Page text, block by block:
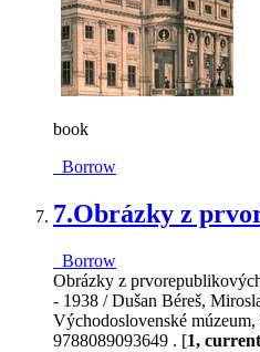
book
Borrow
7.Obrázky z
Borrow
Obrázky z
- 1938 / Dušan Béreš,
Východoslovenské
9788089093649 . [1,